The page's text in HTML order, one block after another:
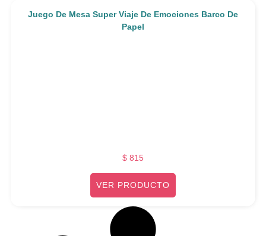
Juego De Mesa Super Viaje De Emociones Barco De
Papel
$ 815
VER PRODUCTO